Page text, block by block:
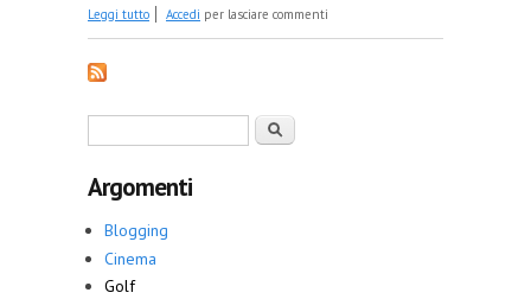
Leggi tutto su Prima uscita da Giocatore Abilitato: bye bye driver
Accedi per lasciare commenti
Cerca
Argomenti
Blogging
Cinema
Golf